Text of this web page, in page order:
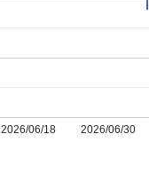
2026/06/18 2026/06/30